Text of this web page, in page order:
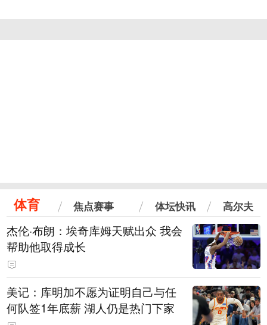
体育 焦点赛事 体坛快讯 高尔夫
杰伦·布朗：埃奇库姆天赋出众 我会
帮助他取得成长
美记：库明加不愿为证明自己与任
何队签1年底薪 湖人仍是热门下家